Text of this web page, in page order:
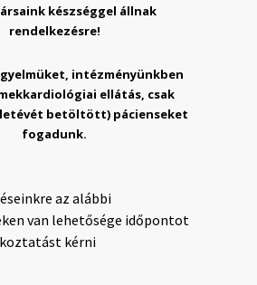
készséggel állnak
rendelkezésre!
intézményünkben
ellátás, csak
betöltött) pácienseket
fogadunk.
az alábbi
van lehetősége időpontot
kérni